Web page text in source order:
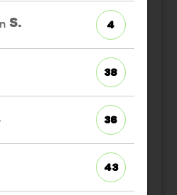
S. 4
38
36
43